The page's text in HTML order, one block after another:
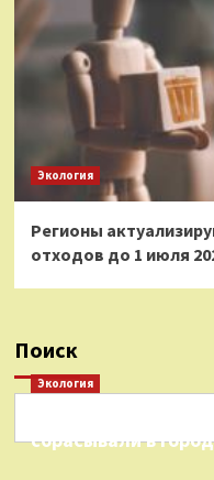
Экология
Регионы
отходов до 1 июля
Поиск
Экология
Нефтепродукты
сбрасывали в